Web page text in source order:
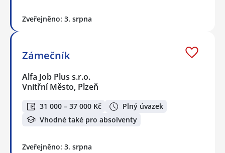
Zveřejněno: 3. srpna
Zámečník
Alfa Job Plus s.r.o.
Vnitřní Město, Plzeň
31 000 – 37 000 Kč
Plný úvazek
Vhodné také pro absolventy
Zveřejněno: 3. srpna